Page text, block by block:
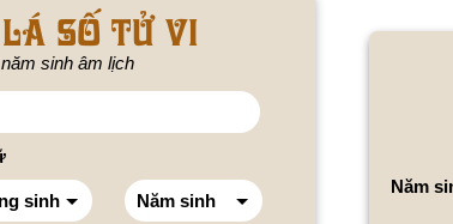
số tử vi
sinh âm lịch
Năm